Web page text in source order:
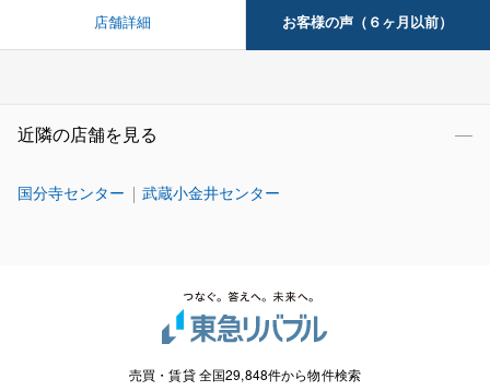
店舗詳細 お客様の声（６ヶ月以前）
近隣の店舗を見る
国分寺センター 武蔵小金井センター
売買・賃貸 全国29,848件から物件検索